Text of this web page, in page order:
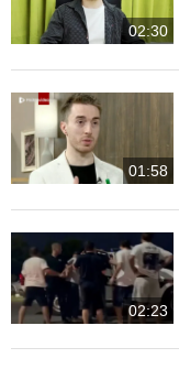
02:30
01:58
02:23